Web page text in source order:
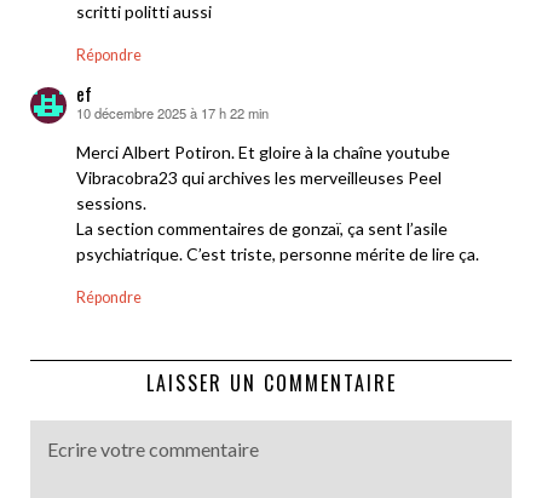
scritti politti aussi
Répondre
ef
dit :
10 décembre 2025 à 17 h 22 min
Merci Albert Potiron. Et gloire à la chaîne youtube
Vibracobra23 qui archives les merveilleuses Peel
sessions.
La section commentaires de gonzaï, ça sent l’asile
psychiatrique. C’est triste, personne mérite de lire ça.
Répondre
LAISSER UN COMMENTAIRE